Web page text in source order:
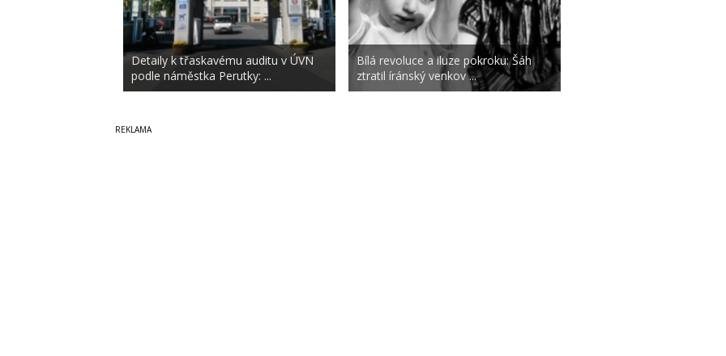
Detaily k třaskavému auditu v ÚVN
podle náměstka Perutky: ...
Bílá revoluce a iluze pokroku: Šáh
ztratil íránský venkov ...